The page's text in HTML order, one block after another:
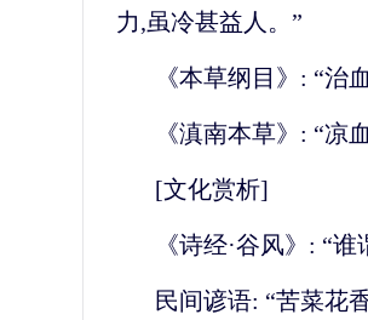
力,虽冷甚益人。”
《本草纲目》: “治
《滇南本草》: “凉
[文化赏析]
《诗经·谷风》: “
民间谚语: “苦菜花